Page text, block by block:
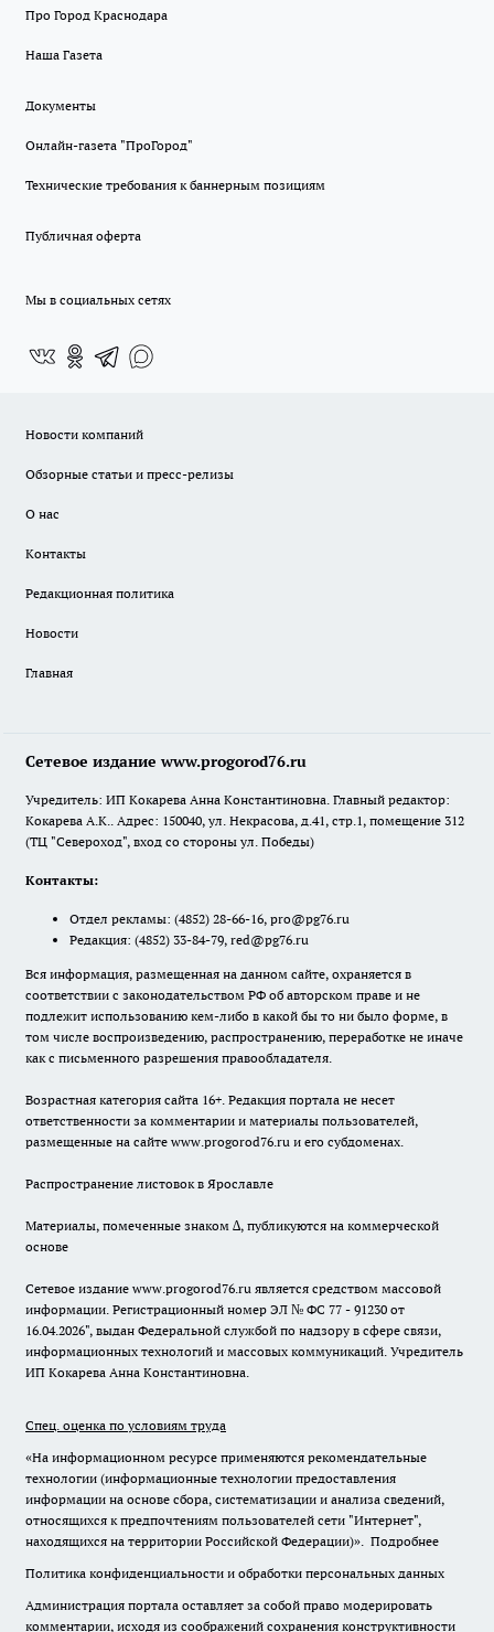
Про Город Краснодара
Наша Газета
Документы
Онлайн-газета "ПроГород"
Технические требования к баннерным позициям
Публичная оферта
Мы в социальных сетях
Новости компаний
Обзорные статьи и пресс-релизы
О нас
Контакты
Редакционная политика
Новости
Главная
Сетевое издание www.progorod76.ru
Учредитель: ИП Кокарева Анна Константиновна. Главный редактор:
Кокарева А.К.. Адрес: 150040, ул. Некрасова, д.41, стр.1, помещение 312
(ТЦ "Североход", вход со стороны ул. Победы)
Контакты:
Отдел рекламы: (4852) 28-66-16, pro@pg76.ru
Редакция: (4852) 33-84-79, red@pg76.ru
Вся информация, размещенная на данном сайте, охраняется в
соответствии с законодательством РФ об авторском праве и не
подлежит использованию кем-либо в какой бы то ни было форме, в
том числе воспроизведению, распространению, переработке не иначе
как с письменного разрешения правообладателя.
Возрастная категория сайта 16+. Редакция портала не несет
ответственности за комментарии и материалы пользователей,
размещенные на сайте www.progorod76.ru и его субдоменах.
Распространение листовок в Ярославле
Материалы, помеченные знаком ∆, публикуются на коммерческой
основе
Сетевое издание www.progorod76.ru является средством массовой
информации. Регистрационный номер ЭЛ № ФС 77 - 91230 от
16.04.2026", выдан Федеральной службой по надзору в сфере связи,
информационных технологий и массовых коммуникаций. Учредитель
ИП Кокарева Анна Константиновна.
Спец. оценка по условиям труда
«На информационном ресурсе применяются рекомендательные
технологии (информационные технологии предоставления
информации на основе сбора, систематизации и анализа сведений,
относящихся к предпочтениям пользователей сети "Интернет",
находящихся на территории Российской Федерации)». Подробнее
Политика конфиденциальности и обработки персональных данных
Администрация портала оставляет за собой право модерировать
комментарии, исходя из соображений сохранения конструктивности